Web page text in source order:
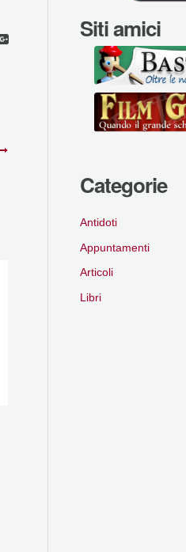
Siti amici
Categorie
Antidoti
Appuntamenti
Articoli
Libri